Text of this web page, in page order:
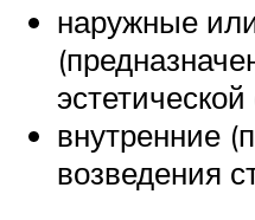
наружные
внутренние
возведения